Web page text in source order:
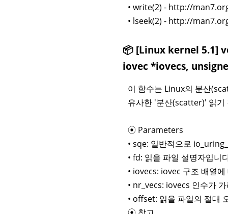
• write(2) - http://
• lseek(2) - http://
📦 [Linux kernel 5.1]
iovec *iovecs,
이 함수는 Linux의 분산
유사한 '분산(scatter)' 읽기
⦿ Parameters
• sqe: 일반적으로
• fd: 읽을 파일 설명자입니
• iovecs: iovec 구조 배열
• nr_vecs: iovecs 인수가
• offset: 읽을 파일의 절대